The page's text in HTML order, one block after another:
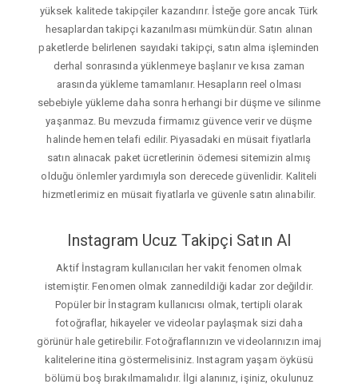
yüksek kalitede takipçiler kazandırır. İsteğe gore ancak Türk
hesaplardan takipçi kazanılması mümkündür. Satın alınan
paketlerde belirlenen sayıdaki takipçi, satın alma işleminden
derhal sonrasında yüklenmeye başlanır ve kısa zaman
arasında yükleme tamamlanır. Hesapların reel olması
sebebiyle yükleme daha sonra herhangi bir düşme ve silinme
yaşanmaz. Bu mevzuda firmamız güvence verir ve düşme
halinde hemen telafi edilir. Piyasadaki en müsait fiyatlarla
satın alınacak paket ücretlerinin ödemesi sitemizin almış
olduğu önlemler yardımıyla son derecede güvenlidir. Kaliteli
hizmetlerimiz en müsait fiyatlarla ve güvenle satın alınabilir.
Instagram Ucuz Takipçi Satın Al
Aktif İnstagram kullanıcıları her vakit fenomen olmak
istemiştir. Fenomen olmak zannedildiği kadar zor değildir.
Popüler bir İnstagram kullanıcısı olmak, tertipli olarak
fotoğraflar, hikayeler ve videolar paylaşmak sizi daha
görünür hale getirebilir. Fotoğraflarınızın ve videolarınızın imaj
kalitelerine itina göstermelisiniz. Instagram yaşam öyküsü
bölümü boş bırakılmamalıdır. İlgi alanınız, işiniz, okulunuz